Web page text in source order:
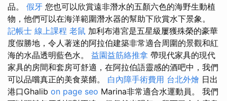
品。 假牙 您也可以欣賞遠非潛水的五顏六色的海野生動植
物，他們可以在海洋範圍潛水器的幫助下欣賞水下景象。
記帳士 線上課程 老鼠 加利布港宮是五星級屢獲殊榮的豪華
度假勝地，令人著迷的阿拉伯建築非常適合周圍的景觀和紅
海的水晶透明藍色水。 益園益筋絡推拿 帶現代家具的現代
家具的房間和套房可舒適，在阿拉伯語靈感的酒吧中，我們
可以品嚐真正的美食菜餚。 白內障手術費用 台北外燴 日出
港口Ghalib on page seo Marina非常適合水運動員。 我們